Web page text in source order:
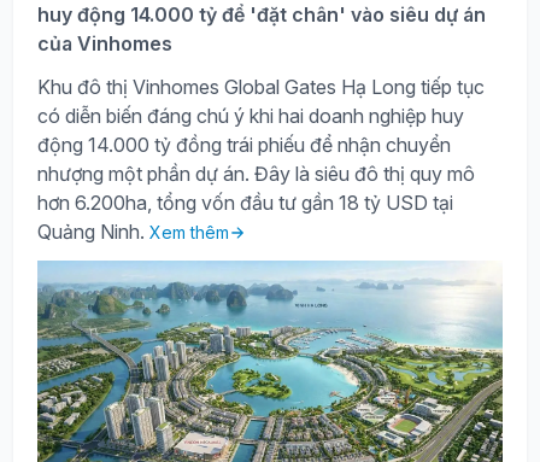
huy động 14.000 tỷ để 'đặt chân' vào siêu dự án
của Vinhomes
Khu đô thị Vinhomes Global Gates Hạ Long tiếp tục
có diễn biến đáng chú ý khi hai doanh nghiệp huy
động 14.000 tỷ đồng trái phiếu để nhận chuyển
nhượng một phần dự án. Đây là siêu đô thị quy mô
hơn 6.200ha, tổng vốn đầu tư gần 18 tỷ USD tại
Quảng Ninh. Xem thêm